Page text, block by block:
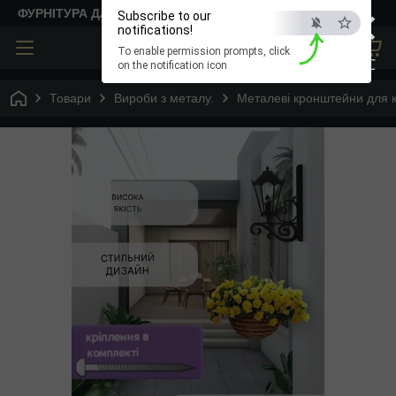
×
ESC
Subscribe to our
notifications!
To enable permission prompts, click
on the notification icon
ФУРНІТУРА ДЛЯ ТВОРЧОСТІ
Товари Вироби з металу. Металеві кронштейни для